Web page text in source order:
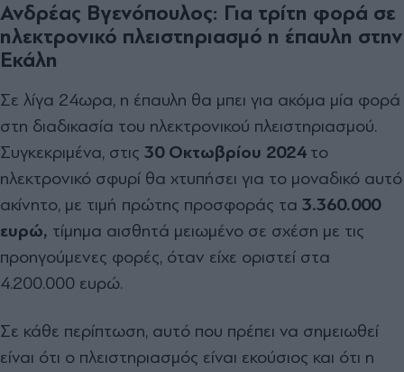
Ανδρέας Βγενόπουλος: Για τρίτη φορά σε
ηλεκτρονικό πλειστηριασμό η έπαυλη στην
Εκάλη
Σε λίγα 24ωρα, η έπαυλη θα µπει για ακόµα µία φορά
στη διαδικασία του ηλεκτρονικού πλειστηριασµού.
Συγκεκριµένα, στις 30 Οκτωβρίου 2024το
ηλεκτρονικό σφυρί θα χτυπήσει για το µοναδικό αυτό
ακίνητο, µε τιµή πρώτης προσφοράς τα 3.360.000
ευρώ, τίµηµα αισθητά µειωµένο σε σχέση µε τις
προηγούµενες φορές, όταν είχε οριστεί στα
4.200.000 ευρώ.
Σε κάθε περίπτωση, αυτό που πρέπει να σηµειωθεί
είναι ότι ο πλειστηριασµός είναι εκούσιος και ότι η